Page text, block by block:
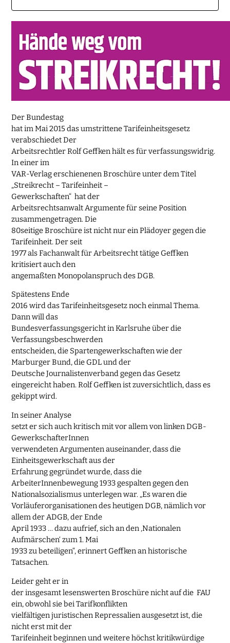
Der Bundestag
hat im Mai 2015 das umstrittene Tarifeinheitsgesetz
verabschiedet Der
Arbeitsrechtler Rolf Geffken hält es für verfassungswidrig.
In einer im
VAR-Verlag erschienenen Broschüre unter dem Titel
„Streikrecht – Tarifeinheit –
Gewerkschaften“ hat der
Arbeitsrechtsanwalt Argumente für seine Position
zusammengetragen. Die
80seitige Broschüre ist nicht nur ein Plädoyer gegen die
Tarifeinheit. Der seit
1977 als Fachanwalt für Arbeitsrecht tätige Geffken
kritisiert auch den
angemaßten Monopolanspruch des DGB.
Spätestens Ende
2016 wird das Tarifeinheitsgesetz noch einmal Thema.
Dann will das
Bundesverfassungsgericht in Karlsruhe über die
Verfassungsbeschwerden
entscheiden, die Spartengewerkschaften wie der
Marburger Bund, die GDL und der
Deutsche Journalistenverband gegen das Gesetz
eingereicht haben. Rolf Geffken ist zuversichtlich, dass es
gekippt wird.
In seiner Analyse
setzt er sich auch kritisch mit vor allem von linken DGB-
GewerkschafterInnen
verwendeten Argumenten auseinander, dass die
Einheitsgewerkschaft aus der
Erfahrung gegründet wurde, dass die
ArbeiterInnenbewegung1933 gespalten gegen den
Nationalsozialismus unterlegen war. „Es waren die
Vorläuferorganisationen des heutigen DGB, nämlich vor
allem der ADGB, der Ende
April 1933 … dazu aufrief, sich an den ‚Nationalen
Aufmärschen‘ zum 1. Mai
1933 zu beteiligen“, erinnert Geffken an historische
Tatsachen.
Leider geht er in
der insgesamt lesenswerten Broschüre nicht auf die FAU
ein, obwohl sie bei Tarifkonflikten
vielfältigen juristischen Repressalien ausgesetzt ist, die
nicht erst mit der
Tarifeinheit beginnen und weitere höchst kritikwürdige